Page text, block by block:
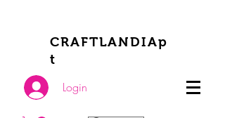
CRAFTLANDIAp
t
Login